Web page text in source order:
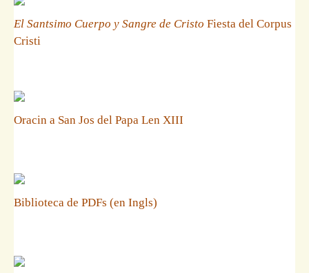
El Santsimo Cuerpo y Sangre de Cristo Fiesta del Corpus
Cristi
Oracin a San Jos del Papa Len XIII
Biblioteca de PDFs (en Ingls)